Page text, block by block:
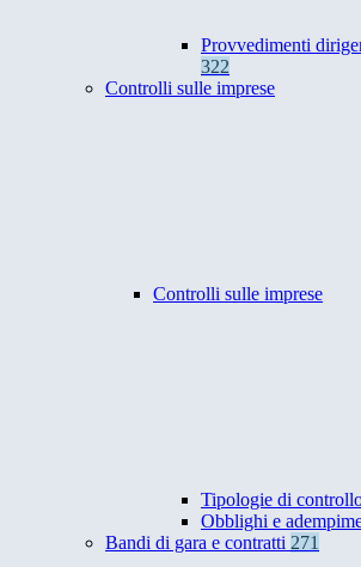
Provvedimenti
322
Controlli sulle imprese
Controlli sulle imprese
Tipologie di
Obblighi e
Bandi di gara e contratti 271